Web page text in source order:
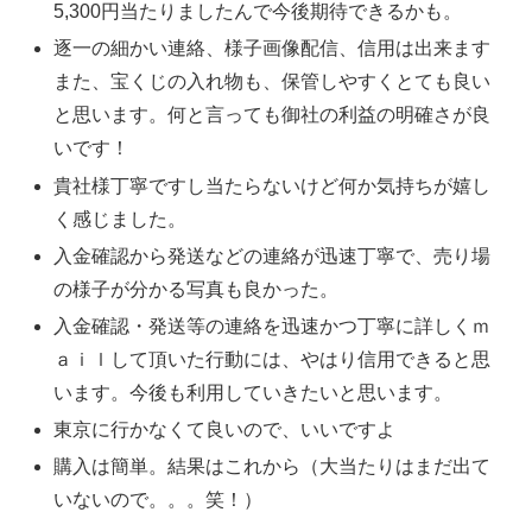
5,300円当たりましたんで今後期待できるかも。
逐一の細かい連絡、様子画像配信、信用は出来ます
また、宝くじの入れ物も、保管しやすくとても良い
と思います。何と言っても御社の利益の明確さが良
いです！
貴社様丁寧ですし当たらないけど何か気持ちが嬉し
く感じました。
入金確認から発送などの連絡が迅速丁寧で、売り場
の様子が分かる写真も良かった。
入金確認・発送等の連絡を迅速かつ丁寧に詳しくｍ
ａｉｌして頂いた行動には、やはり信用できると思
います。今後も利用していきたいと思います。
東京に行かなくて良いので、いいですよ
購入は簡単。結果はこれから（大当たりはまだ出て
いないので。。。笑！）